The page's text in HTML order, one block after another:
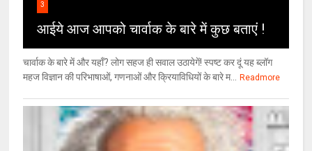
3
आईये आज आपको चार्वाक के बारे में कुछ बताएं !
चार्वाक के बारे में और यहाँ? लोग सहज ही सवाल उठायेगें! स्पष्ट कर दूं यह ब्लॉग
महज विज्ञान की परिभाषाओं, गणनाओं और क्रियाविधियों के बारे म...
Readmore